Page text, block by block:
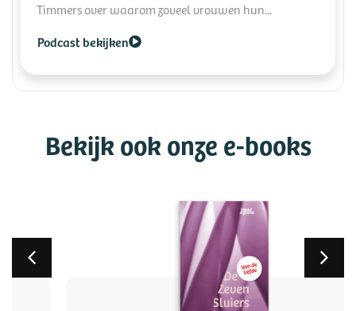
Timmers over waarom zoveel vrouwen hun...
Podcast bekijken
Bekijk ook onze e-books